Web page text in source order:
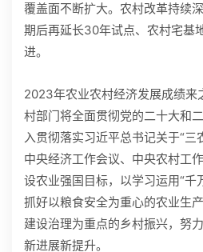
覆盖面不断扩大。农村改革持续
期后再延长30年试点、农村宅基
进。
2023年农业农村经济发展成绩
村部门将全面贯彻党的二十大和
入贯彻落实习近平总书记关于“三
中央经济工作会议、中央农村工
设农业强国目标，以学习运用“千
抓好以粮食安全为重心的农业生
建设治理为重点的乡村振兴，努
新进展新提升。